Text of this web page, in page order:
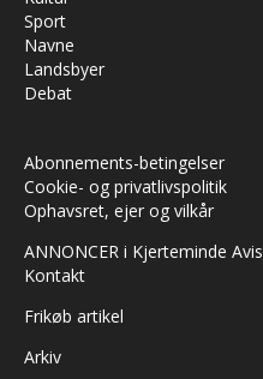
Sport
Navne
Landsbyer
Debat
Abonnements-betingelser
Cookie- og privatlivspolitik
Ophavsret, ejer og vilkår
ANNONCER i Kjerteminde Avis
Kontakt
Frikøb artikel
Arkiv